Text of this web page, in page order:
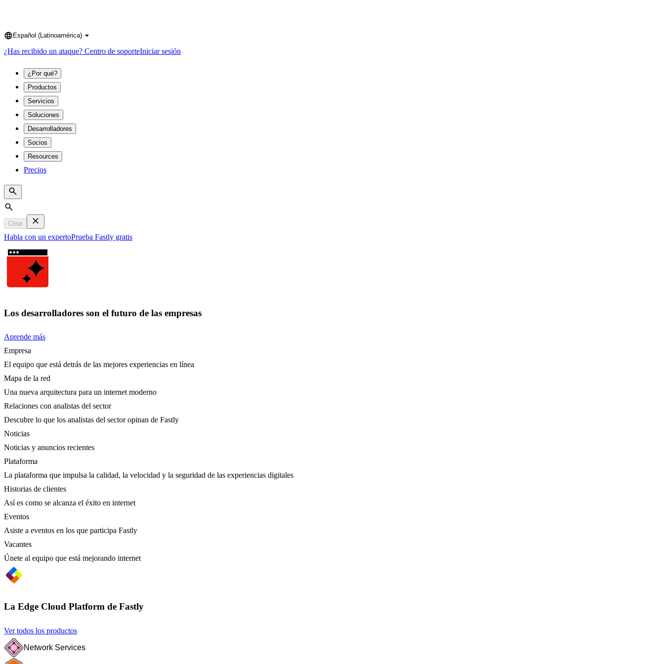
Language
Español (Latinoamérica)
¿Has recibido un ataque? Centro de soporteIniciar sesión
¿Por qué?
Productos
Servicios
Soluciones
Desarrolladores
Socios
Resources
Precios
Search
Clear
Habla con un expertoPrueba Fastly gratis
Los desarrolladores son el futuro de las empresas
Aprende más
Empresa
El equipo que está detrás de las mejores experiencias en línea
Mapa de la red
Una nueva arquitectura para un internet moderno
Relaciones con analistas del sector
Descubre lo que los analistas del sector opinan de Fastly
Noticias
Noticias y anuncios recientes
Plataforma
La plataforma que impulsa la calidad, la velocidad y la seguridad de las experiencias digitales
Historias de clientes
Así es como se alcanza el éxito en internet
Eventos
Asiste a eventos en los que participa Fastly
Vacantes
Únete al equipo que está mejorando internet
La Edge Cloud Platform de Fastly
Ver todos los productos
Network Services